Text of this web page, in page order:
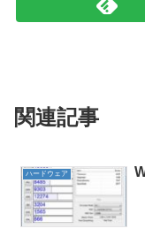
関連記事
ハードウェア